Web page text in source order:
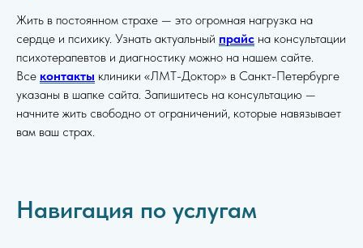
Жить в постоянном страхе — это огромная нагрузка на
сердце и психику. Узнать актуальный прайс на консультации
психотерапевтов и диагностику можно на нашем сайте.
Все контакты клиники «ЛМТ-Доктор» в Санкт-Петербурге
указаны в шапке сайта. Запишитесь на консультацию —
начните жить свободно от ограничений, которые навязывает
вам ваш страх.
Навигация по услугам